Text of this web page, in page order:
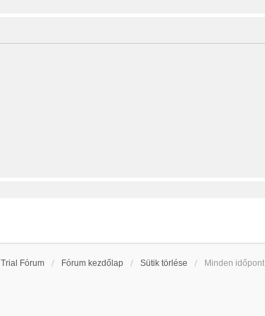
Trial Fórum Fórum kezdőlap Sütik törlése Minden időpont